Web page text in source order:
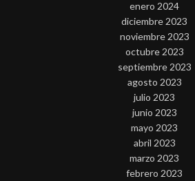
enero 2024
diciembre 2023
noviembre 2023
octubre 2023
septiembre 2023
agosto 2023
julio 2023
junio 2023
mayo 2023
abril 2023
marzo 2023
febrero 2023